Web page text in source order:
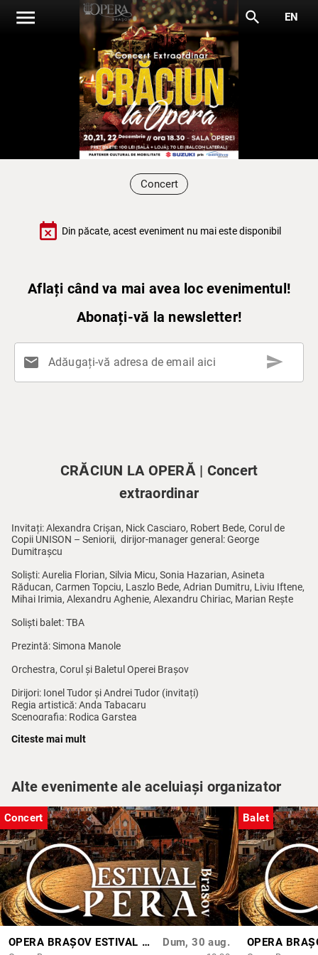
menu search EN
Concert
event_busy Din păcate, acest eveniment nu mai este disponibil
Aflați când va mai avea loc evenimentul!
Abonați-vă la newsletter!
mail Adăugați-vă adresa de email aici send
CRĂCIUN LA OPERĂ | Concert
extraordinar
Invitați: Alexandra Crișan, Nick Casciaro, Robert Bede, Corul de
Copii UNISON – Seniorii, dirijor-manager general: George
Dumitrașcu
Soliști: Aurelia Florian, Silvia Micu, Sonia Hazarian, Asineta
Răducan, Carmen Topciu, Laszlo Bede, Adrian Dumitru, Liviu Iftene,
Mihai Irimia, Alexandru Aghenie, Alexandru Chiriac, Marian Rește
Soliști balet: TBA
Prezintă: Simona Manole
Orchestra, Corul și Baletul Operei Brașov
Dirijori: Ionel Tudor și Andrei Tudor (invitați)
Regia artistică: Anda Tabacaru
Scenografia: Rodica Garștea
Dirijor cor: Dragoș Cohal
Citeste mai mult
Alte evenimente ale aceluiași organizator
Concert
OPERA BRAȘOV ESTIVAL – ARMONII DE VARĂ - CVINTETUL VOCAL ANATOLY - CONCERT Dum, 30 aug.
Balet